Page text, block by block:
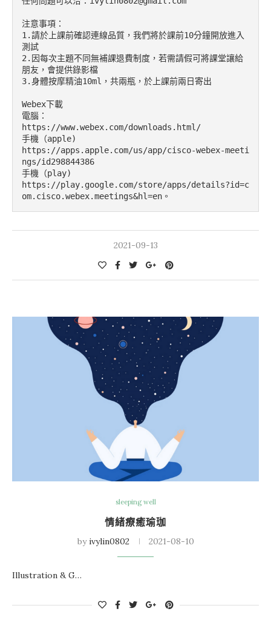
注意事項：
1.請於上課前確認連線品質，我們將於課前10分鐘開放進入
測試
2.因每次主題不同無補課退費制度，若需請假可將課堂讓給
朋友，會提供錄影檔
3.身體按摩精油10ml，共兩瓶，於上課前兩日寄出
Webex下載
電腦：
https://www.webex.com/downloads.html/
手機（apple)
https://apps.apple.com/us/app/cisco-webex-meeti
ngs/id298844386
手機（play)
https://play.google.com/store/apps/details?id=c
om.cisco.webex.meetings&hl=en。
2021-09-13
sleeping well
情緒療癒瑜珈
byivylin0802 2021-08-10
Illustration & G…